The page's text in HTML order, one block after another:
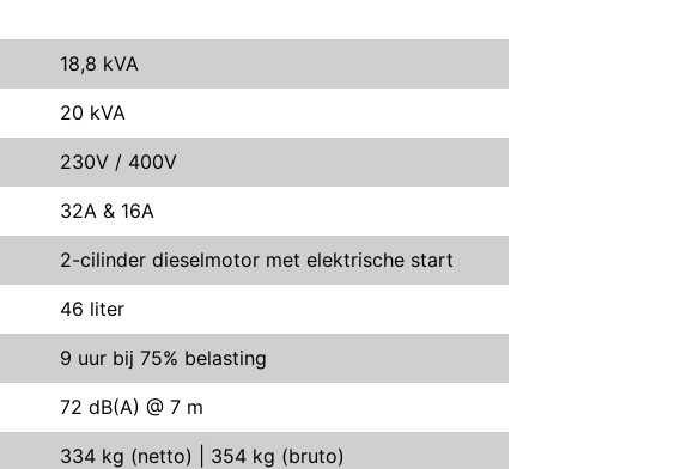
18,8 kVA
20 kVA
230V / 400V
32A & 16A
2-cilinder dieselmotor met elektrische start
46 liter
9 uur bij 75% belasting
72 dB(A) @ 7 m
334 kg (netto) | 354 kg (bruto)